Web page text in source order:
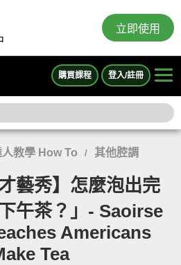
立即使用
購買課程 登入/註冊
人教學 How To / 其他腔調
藝秀】怎麼泡出完
午茶？」- Saoirse
Americans
Tea